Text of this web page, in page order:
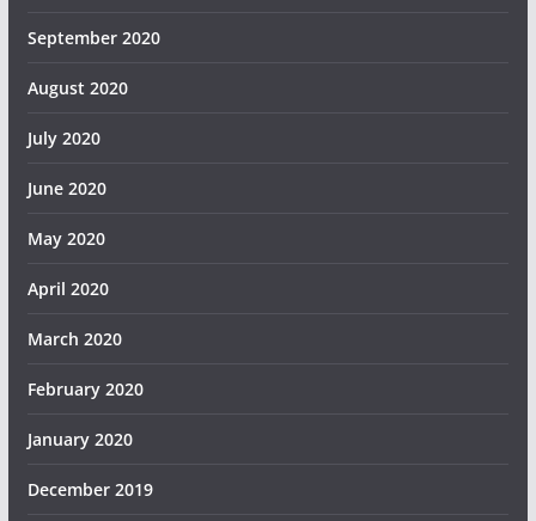
September 2020
August 2020
July 2020
June 2020
May 2020
April 2020
March 2020
February 2020
January 2020
December 2019